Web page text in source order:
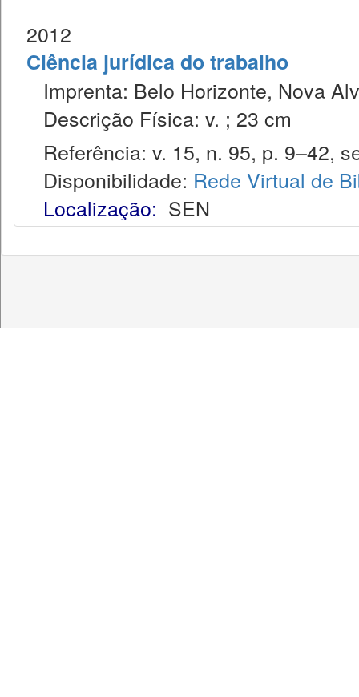
2012
Ciência jurídica do trabalho
Imprenta: Belo Horizonte, Nova
Descrição Física: v. ; 23 cm
Referência: v. 15, n. 95, p. 9–42,
Disponibilidade: Rede Virtual de
Localização: SEN